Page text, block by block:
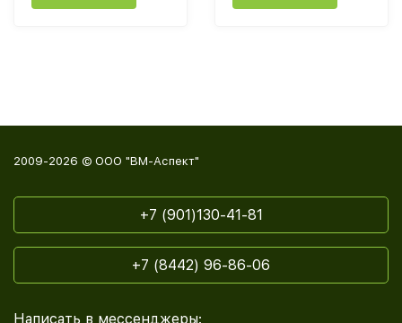
2009-2026 © ООО "ВМ-Аспект"
+7 (901)130-41-81
+7 (8442) 96-86-06
Написать в мессенджеры: